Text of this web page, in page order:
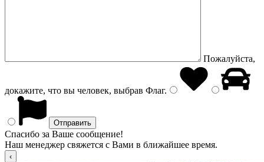
Пожалуйста,
докажите, что вы человек, выбрав Флаг.
Спасибо за Ваше сообщение!
Наш менеджер свяжется с Вами в ближайшее время.